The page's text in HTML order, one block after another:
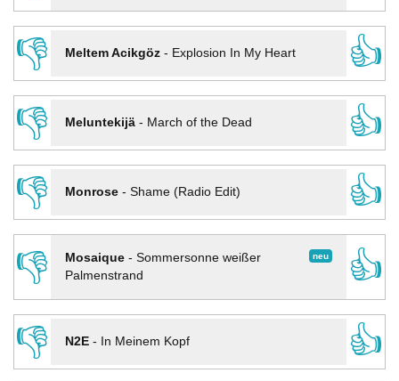
👎
Meltem Acikgöz- Explosion In My Heart
👍
👎
Meluntekijä- March of the Dead
👍
👎
Monrose- Shame (Radio Edit)
👍
👎
neu
Mosaique- Sommersonne weißer
Palmenstrand
👍
👎
N2E- In Meinem Kopf
👍